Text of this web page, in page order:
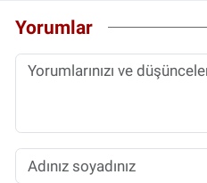
Yorumlar